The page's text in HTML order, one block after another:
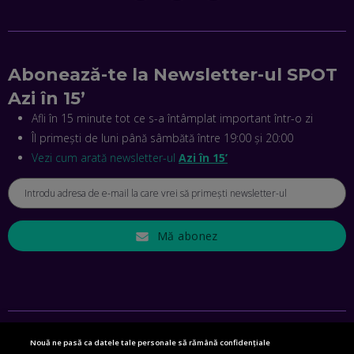
MIHAI CEPOI, JOBFUL: SCHIMBĂM MODUL ÎN CARE APLICI
ANTONIO ENACHE, SENSE4FIT: CUM TE AJUTĂ
TEHNOLOGIA SĂ FACI SPORT, SĂ FII MAI COMPETITIV ȘI SĂ
EP. 44
CRISTIAN GROZEA, BEEFAST: PREGĂTIM CEL MAI BUN
DISPECERAT AUTOMAT DE PE PIAȚĂ! CUM POATE
REVOLUȚIONA LIVRĂRILE RAPIDE, DIN ROMÂNIA PÂNĂ ÎN
EP. 42
MIHAELA BÎCIU, INVESTIMENTAL: BURSA E PENTRU TOȚI
Abonează-te la Newsletter-ul SPOT
Azi în 15’
Afli în 15 minute tot ce s-a întâmplat important într-o zi
Îl primești de luni până sâmbătă între 19:00 și 20:00
Vezi cum arată newsletter-ul Azi în 15’
Mă abonez
Nouă ne pasă ca datele tale personale să rămână confidențiale